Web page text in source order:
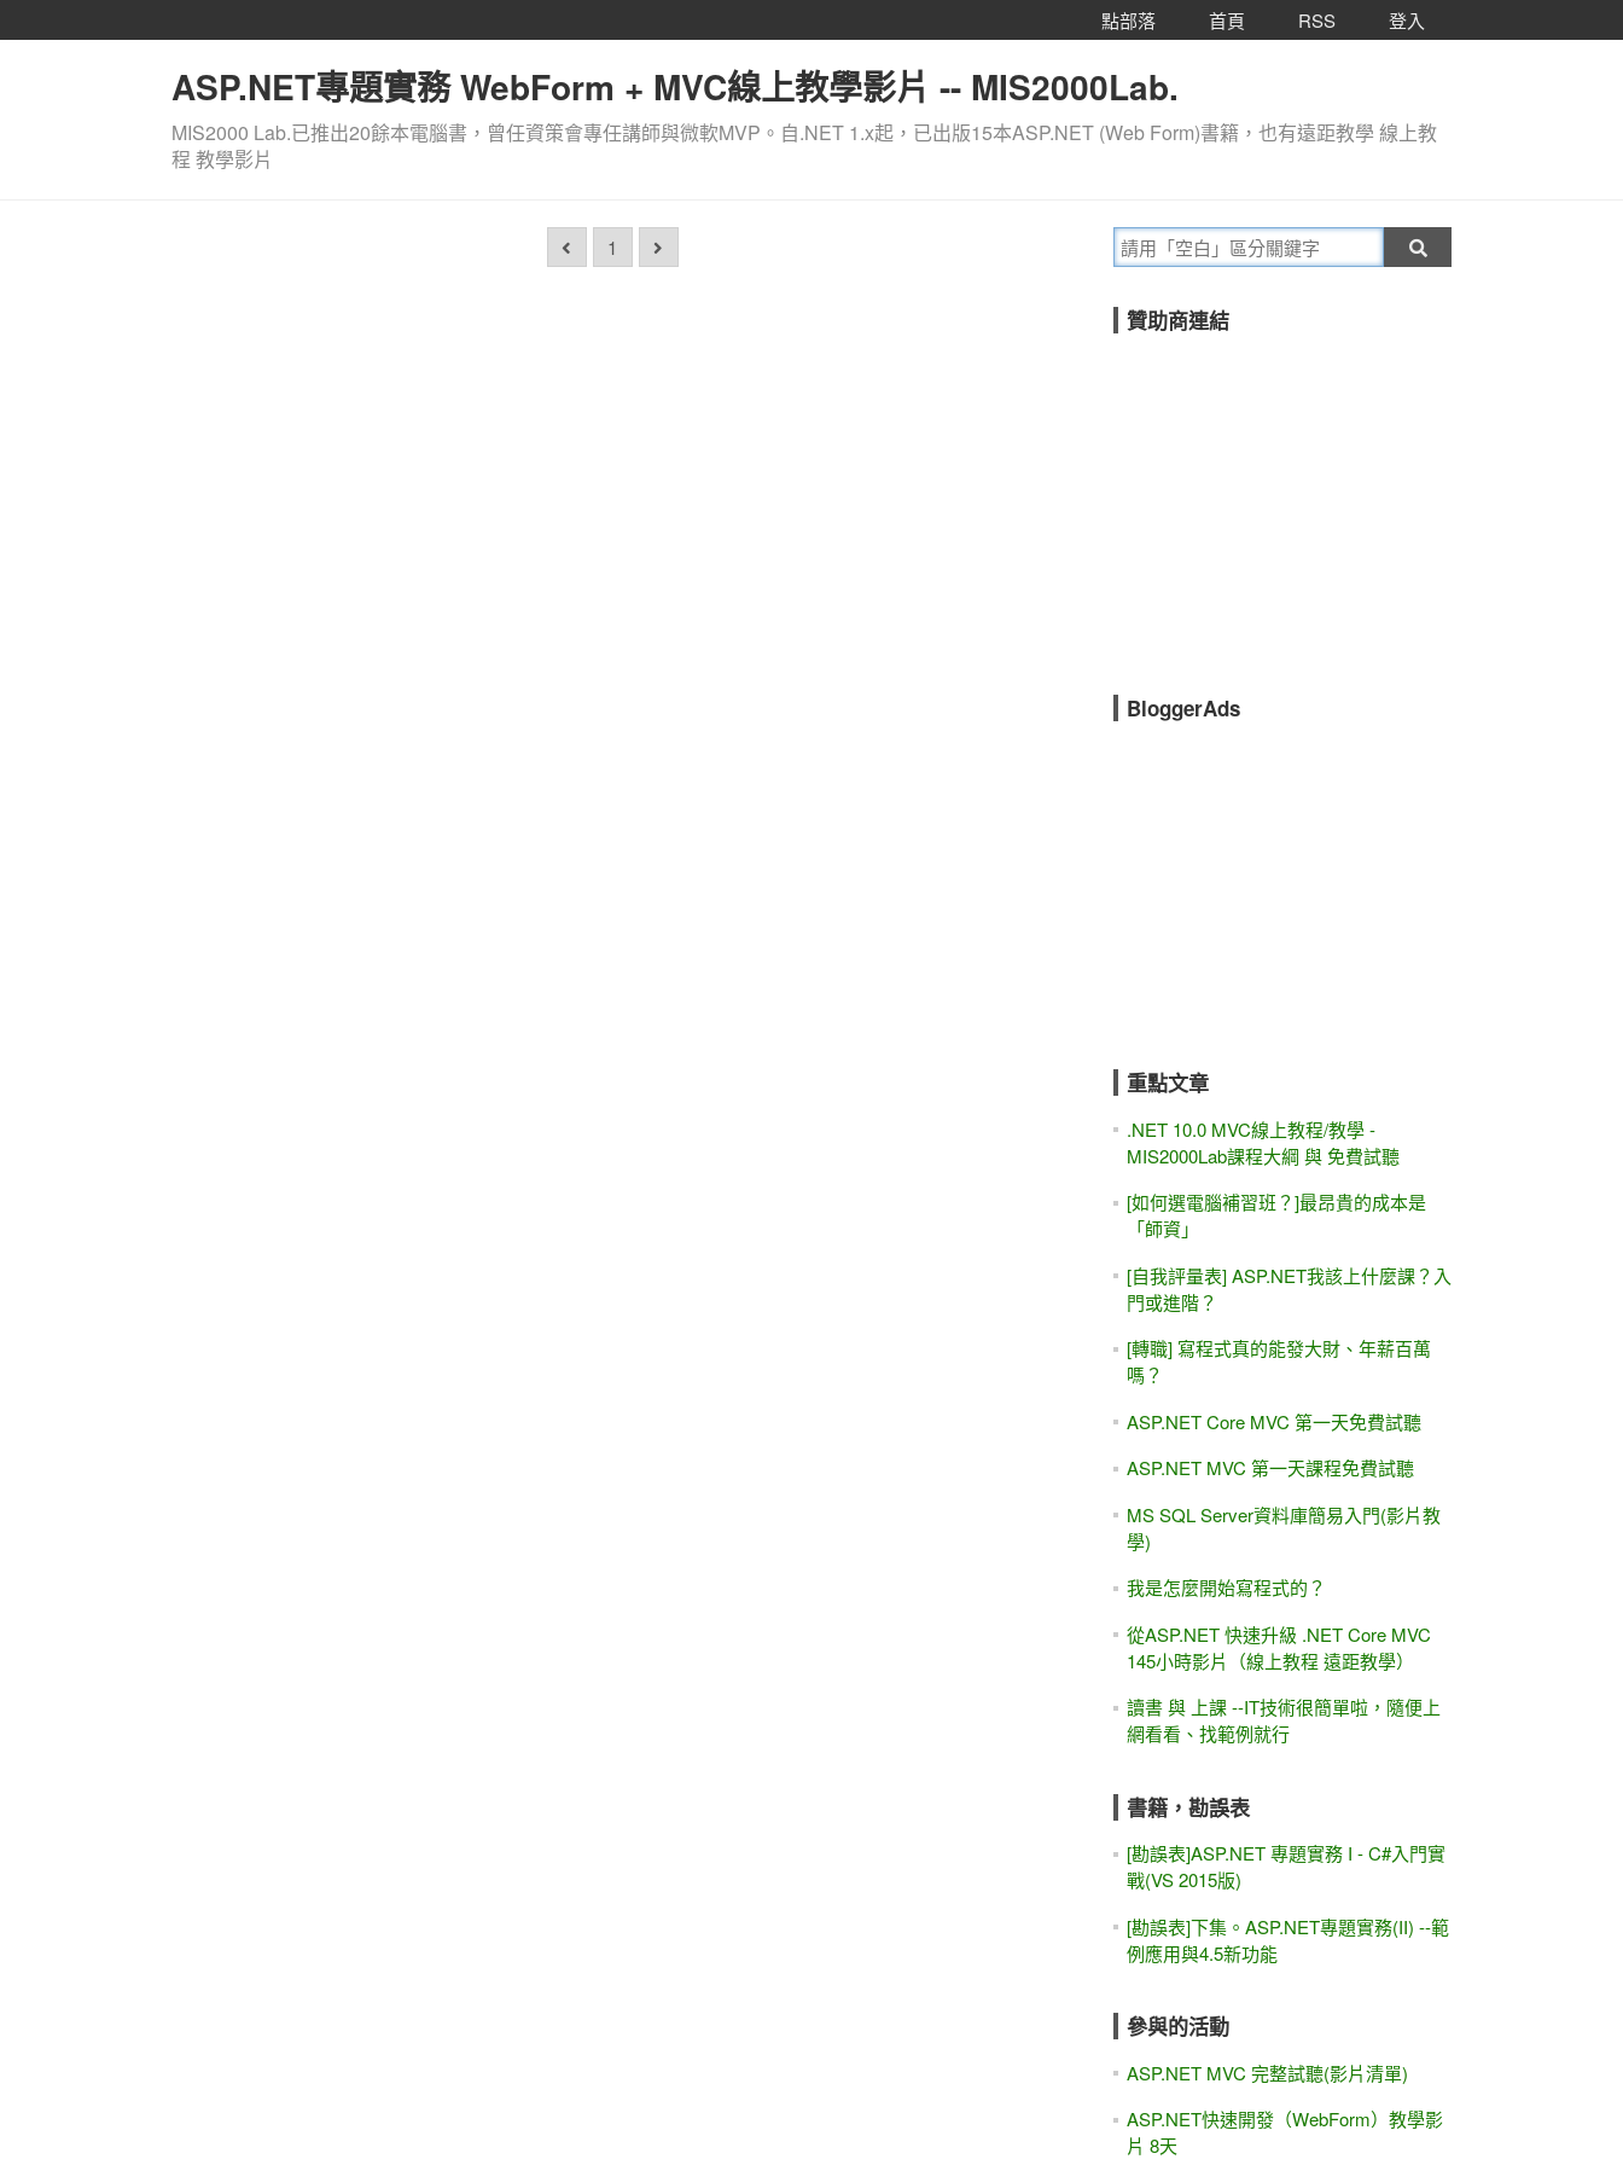
點部落 首頁 RSS 登入
ASP.NET專題實務 WebForm + MVC線上教學影片 -- MIS2000Lab.
MIS2000 Lab.已推出20餘本電腦書，曾任資策會專任講師與微軟MVP。自.NET 1.x起，已出版15本ASP.NET (Web Form)書籍，也有遠距教學 線上教
程 教學影片
1
贊助商連結
BloggerAds
重點文章
.NET 10.0 MVC線上教程/教學 -
MIS2000Lab課程大綱 與 免費試聽
[如何選電腦補習班？]最昂貴的成本是
「師資」
[自我評量表] ASP.NET我該上什麼課？入
門或進階？
[轉職] 寫程式真的能發大財、年薪百萬
嗎？
ASP.NET Core MVC 第一天免費試聽
ASP.NET MVC 第一天課程免費試聽
MS SQL Server資料庫簡易入門(影片教
學)
我是怎麼開始寫程式的？
從ASP.NET 快速升級 .NET Core MVC
145小時影片（線上教程 遠距教學）
讀書 與 上課 --IT技術很簡單啦，隨便上
網看看、找範例就行
書籍，勘誤表
[勘誤表]ASP.NET 專題實務 I - C#入門實
戰(VS 2015版)
[勘誤表]下集。ASP.NET專題實務(II) --範
例應用與4.5新功能
參與的活動
ASP.NET MVC 完整試聽(影片清單)
ASP.NET快速開發（WebForm）教學影
片 8天